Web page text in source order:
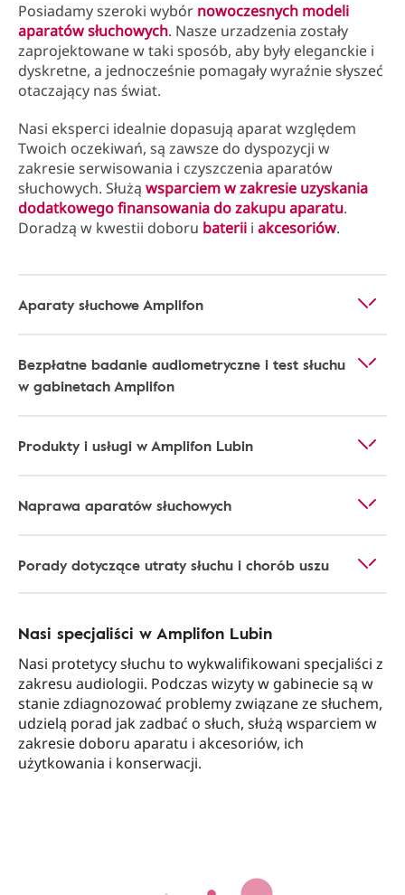
Posiadamy szeroki wybór nowoczesnych modeli
aparatów słuchowych. Nasze urzadzenia zostały
zaprojektowane w taki sposób, aby były eleganckie i
dyskretne, a jednocześnie pomagały wyraźnie słyszeć
otaczający nas świat.
Nasi eksperci idealnie dopasują aparat względem
Twoich oczekiwań, są zawsze do dyspozycji w
zakresie serwisowania i czyszczenia aparatów
słuchowych. Służą wsparciem w zakresie uzyskania
dodatkowego finansowania do zakupu aparatu.
Doradzą w kwestii doboru baterii i akcesoriów.
Aparaty słuchowe Amplifon
Bezpłatne badanie audiometryczne i test słuchu
w gabinetach Amplifon
Produkty i usługi w Amplifon Lubin
Naprawa aparatów słuchowych
Porady dotyczące utraty słuchu i chorób uszu
Nasi specjaliści w Amplifon Lubin
Nasi protetycy słuchu to wykwalifikowani specjaliści z
zakresu audiologii. Podczas wizyty w gabinecie są w
stanie zdiagnozować problemy związane ze słuchem,
udzielą porad jak zadbać o słuch, służą wsparciem w
zakresie doboru aparatu i akcesoriów, ich
użytkowania i konserwacji.